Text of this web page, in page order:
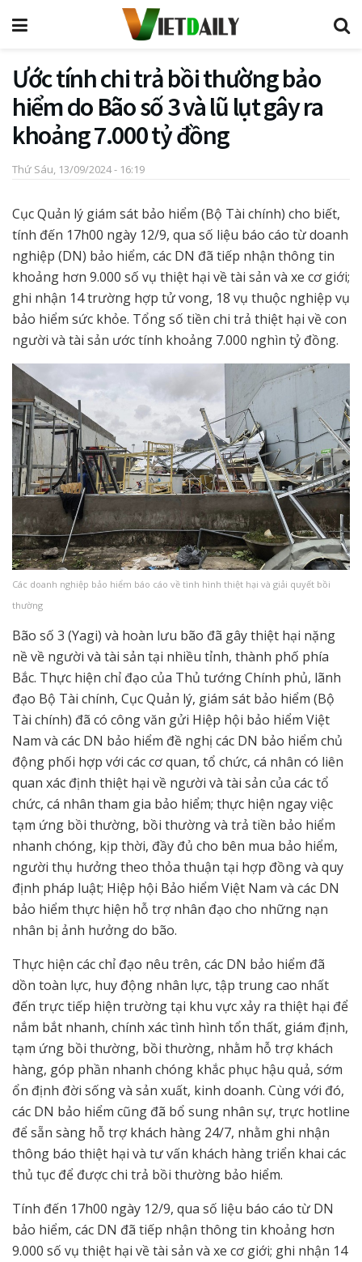
Ước tính chi trả bồi thường bảo
hiểm do Bão số 3 và lũ lụt gây ra
khoảng 7.000 tỷ đồng
Thứ Sáu, 13/09/2024 - 16:19
Cục Quản lý giám sát bảo hiểm (Bộ Tài chính) cho biết,
tính đến 17h00 ngày 12/9, qua số liệu báo cáo từ doanh
nghiệp (DN) bảo hiểm, các DN đã tiếp nhận thông tin
khoảng hơn 9.000 số vụ thiệt hại về tài sản và xe cơ giới;
ghi nhận 14 trường hợp tử vong, 18 vụ thuộc nghiệp vụ
bảo hiểm sức khỏe. Tổng số tiền chi trả thiệt hại về con
người và tài sản ước tính khoảng 7.000 nghìn tỷ đồng.
Các doanh nghiệp bảo hiểm báo cáo về tình hình thiệt hại và giải quyết bồi
thường
Bão số 3 (Yagi) và hoàn lưu bão đã gây thiệt hại nặng
nề về người và tài sản tại nhiều tỉnh, thành phố phía
Bắc. Thực hiện chỉ đạo của Thủ tướng Chính phủ, lãnh
đạo Bộ Tài chính, Cục Quản lý, giám sát bảo hiểm (Bộ
Tài chính) đã có công văn gửi Hiệp hội bảo hiểm Việt
Nam và các DN bảo hiểm đề nghị các DN bảo hiểm chủ
động phối hợp với các cơ quan, tổ chức, cá nhân có liên
quan xác định thiệt hại về người và tài sản của các tổ
chức, cá nhân tham gia bảo hiểm; thực hiện ngay việc
tạm ứng bồi thường, bồi thường và trả tiền bảo hiểm
nhanh chóng, kịp thời, đầy đủ cho bên mua bảo hiểm,
người thụ hưởng theo thỏa thuận tại hợp đồng và quy
định pháp luật; Hiệp hội Bảo hiểm Việt Nam và các DN
bảo hiểm thực hiện hỗ trợ nhân đạo cho những nạn
nhân bị ảnh hưởng do bão.
Thực hiện các chỉ đạo nêu trên, các DN bảo hiểm đã
dồn toàn lực, huy động nhân lực, tập trung cao nhất
đến trực tiếp hiện trường tại khu vực xảy ra thiệt hại để
nắm bắt nhanh, chính xác tình hình tổn thất, giám định,
tạm ứng bồi thường, bồi thường, nhằm hỗ trợ khách
hàng, góp phần nhanh chóng khắc phục hậu quả, sớm
ổn định đời sống và sản xuất, kinh doanh. Cùng với đó,
các DN bảo hiểm cũng đã bổ sung nhân sự, trực hotline
để sẵn sàng hỗ trợ khách hàng 24/7, nhằm ghi nhận
thông báo thiệt hại và tư vấn khách hàng triển khai các
thủ tục để được chi trả bồi thường bảo hiểm.
Tính đến 17h00 ngày 12/9, qua số liệu báo cáo từ DN
bảo hiểm, các DN đã tiếp nhận thông tin khoảng hơn
9.000 số vụ thiệt hại về tài sản và xe cơ giới; ghi nhận 14